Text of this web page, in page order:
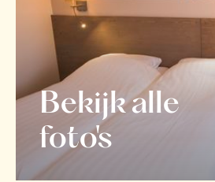
Bekijk alle
foto's